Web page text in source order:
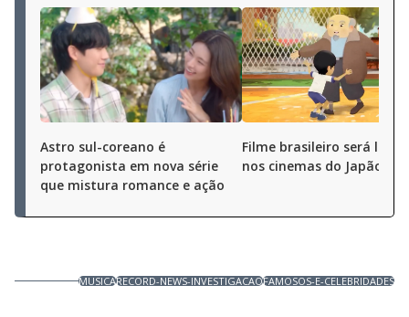
Astro sul-coreano é
protagonista em nova série
que mistura romance e ação
Filme brasileiro será
nos cinemas do Japão
MUSICARECORD-NEWS-INVESTIGACAOFAMOSOS-E-CELEBRIDADES